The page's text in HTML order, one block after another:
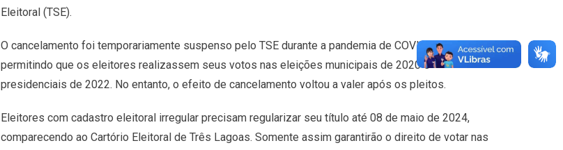
Eleitoral (TSE).
O cancelamento foi temporariamente suspenso pelo TSE durante a pandemia de COVID-19,
permitindo que os eleitores realizassem seus votos nas eleições municipais de 2020 e
presidenciais de 2022. No entanto, o efeito de cancelamento voltou a valer após os pleitos.
Eleitores com cadastro eleitoral irregular precisam regularizar seu título até 08 de maio de 2024,
comparecendo ao Cartório Eleitoral de Três Lagoas. Somente assim garantirão o direito de votar nas